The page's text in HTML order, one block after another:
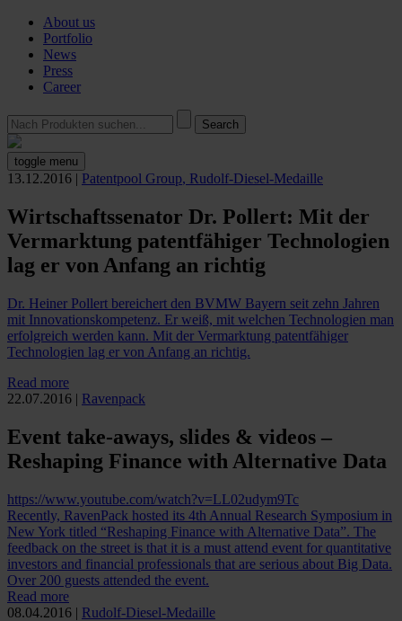
About us
Portfolio
News
Press
Career
toggle menu
13.12.2016 | Patentpool Group, Rudolf-Diesel-Medaille
Wirtschaftssenator Dr. Pollert: Mit der
Vermarktung patentfähiger Technologien
lag er von Anfang an richtig
Dr. Heiner Pollert bereichert den BVMW Bayern seit zehn Jahren
mit Innovationskompetenz. Er weiß, mit welchen Technologien man
erfolgreich werden kann. Mit der Vermarktung patentfähiger
Technologien lag er von Anfang an richtig.
Read more
22.07.2016 | Ravenpack
Event take-aways, slides & videos –
Reshaping Finance with Alternative Data
https://www.youtube.com/watch?v=LL02udym9Tc
Recently, RavenPack hosted its 4th Annual Research Symposium in
New York titled “Reshaping Finance with Alternative Data”. The
feedback on the street is that it is a must attend event for quantitative
investors and financial professionals that are serious about Big Data.
Over 200 guests attended the event.
Read more
08.04.2016 | Rudolf-Diesel-Medaille